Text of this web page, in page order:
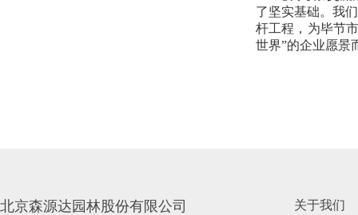
了坚实基础。我
杆工程，为毕节
世界”的企业愿景
北京森源达园林股份有限公司 关于我们